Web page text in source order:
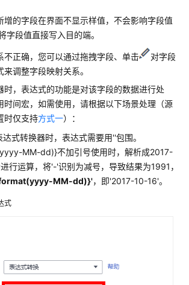
增的字段在界面不显示样值，不会影响字段值
字段值直接写入目的端。
不正确，您可以通过拖拽字段、单击
对字段
调整字段映射关系。
时，表达式的功能是对该字段的数据进行处
时间宏，如需使用，请根据以下场景处理（源
时仅支持方式一）：
式转换器时，表达式需要用''包围。
MM-dd)}不加引号使用时，解析成2017-
行运算，将'-'识别为减号，导致结果为1991，
MM-dd)}'，即'2017-10-16'。
式